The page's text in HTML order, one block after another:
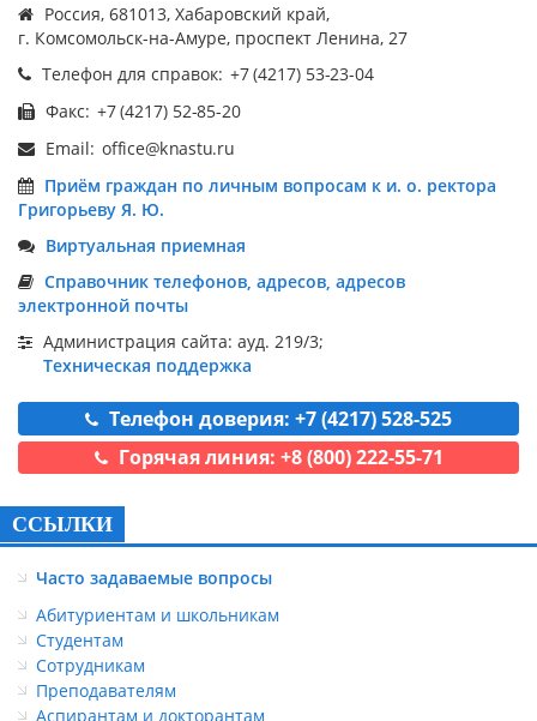
Россия, 681013, Хабаровский край,
г. Комсомольск-на-Амуре, проспект Ленина, 27
Телефон для справок:
Факс:
Email:
Приём граждан по личным вопросам к и. о. ректора
Григорьеву Я. Ю.
Виртуальная приемная
Справочник телефонов, адресов, адресов
электронной почты
Администрация сайта: ауд. 219/3;
Техническая поддержка
Телефон доверия: +7 (4217) 528-525
Горячая линия: +8 (800) 222-55-71
ССЫЛКИ
Часто задаваемые вопросы
Абитуриентам и школьникам
Студентам
Сотрудникам
Преподавателям
Аспирантам и докторантам